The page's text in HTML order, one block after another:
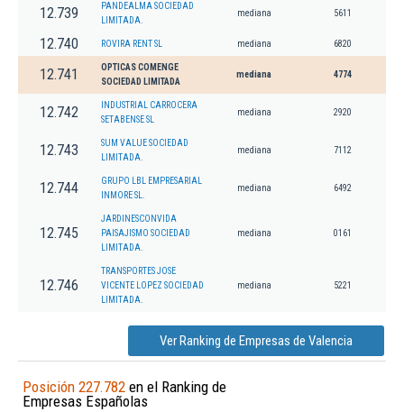
12.739
PANDEALMA SOCIEDAD
LIMITADA.
mediana 5611
12.740 ROVIRA RENT SL mediana 6820
12.741
OPTICAS COMENGE
SOCIEDAD LIMITADA
mediana 4774
12.742
INDUSTRIAL CARROCERA
SETABENSE SL
mediana 2920
12.743
SUM VALUE SOCIEDAD
LIMITADA.
mediana 7112
12.744
GRUPO LBL EMPRESARIAL
INMORE SL.
mediana 6492
12.745
JARDINESCONVIDA
PAISAJISMO SOCIEDAD
LIMITADA.
mediana 0161
12.746
TRANSPORTES JOSE
VICENTE LOPEZ SOCIEDAD
LIMITADA.
mediana 5221
Ver Ranking de Empresas de Valencia
Posición 227.782 en el Ranking de
Empresas Españolas